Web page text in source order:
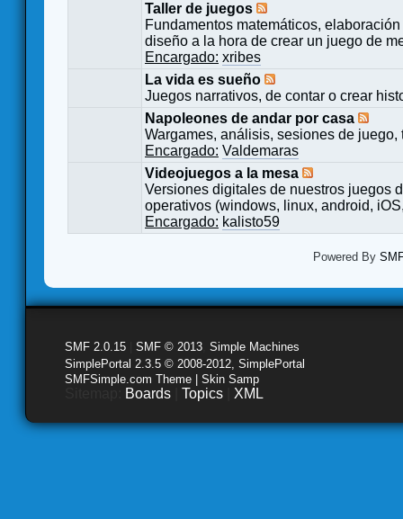
Taller de juegos
Fundamentos matemáticos,
diseño a la hora de crear un juego de
Encargado: xribes
La vida es sueño
Juegos narrativos, de contar o crear
Napoleones de andar por casa
Wargames, análisis, sesiones de
Encargado: Valdemaras
Videojuegos a la mesa
Versiones digitales de nuestros juegos
operativos (windows, linux, android,
Encargado: kalisto59
Powered By
SMF 2.0.15 SMF © 2013 Simple Machines
SimplePortal 2.3.5 © 2008-2012, SimplePortal
SMFSimple.com Theme | Skin Samp
Boards Topics XML